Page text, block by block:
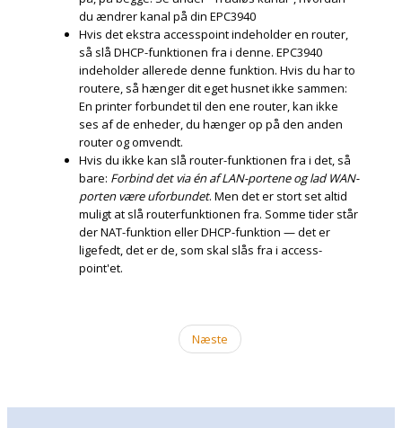
du ændrer kanal på din EPC3940
Hvis det ekstra accesspoint indeholder en router,
så slå DHCP-funktionen fra i denne. EPC3940
indeholder allerede denne funktion. Hvis du har to
routere, så hænger dit eget husnet ikke sammen:
En printer forbundet til den ene router, kan ikke
ses af de enheder, du hænger op på den anden
router og omvendt.
Hvis du ikke kan slå router-funktionen fra i det, så
bare: Forbind det via én af LAN-portene og lad WAN-
porten være uforbundet. Men det er stort set altid
muligt at slå routerfunktionen fra. Somme tider står
der NAT-funktion eller DHCP-funktion — det er
ligefedt, det er de, som skal slås fra i access-
point'et.
Næste